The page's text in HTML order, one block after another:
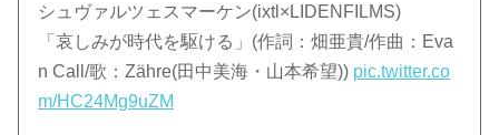
シュヴァルツェスマーケン(ixtl×LIDENFILMS)
「哀しみが時代を駆ける」(作詞：畑亜貴/作曲：Eva
n Call/歌：Zähre(田中美海・山本希望)) pic.twitter.co
m/HC24Mg9uZM